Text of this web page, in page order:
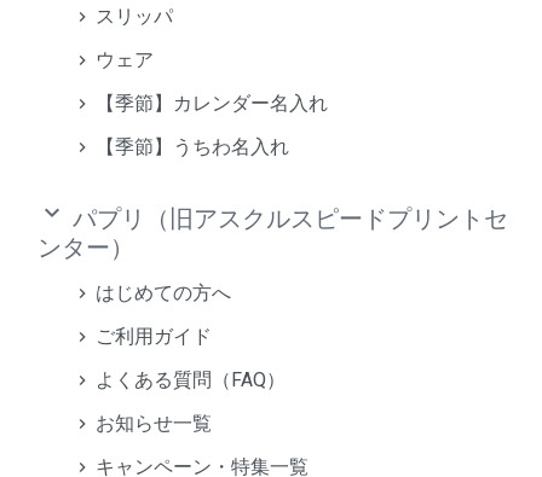
スリッパ
ウェア
【季節】カレンダー名入れ
【季節】うちわ名入れ
keyboard_arrow_down パプリ（旧アスクルスピードプリントセ
ンター）
はじめての方へ
ご利用ガイド
よくある質問（FAQ）
お知らせ一覧
キャンペーン・特集一覧